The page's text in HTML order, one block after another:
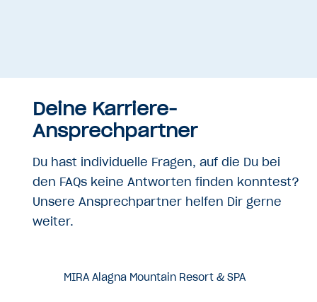
Deine Karriere-
Ansprechpartner
Du hast individuelle Fragen, auf die Du bei
den FAQs keine Antworten finden konntest?
Unsere Ansprechpartner helfen Dir gerne
weiter.
MIRA Alagna Mountain Resort & SPA